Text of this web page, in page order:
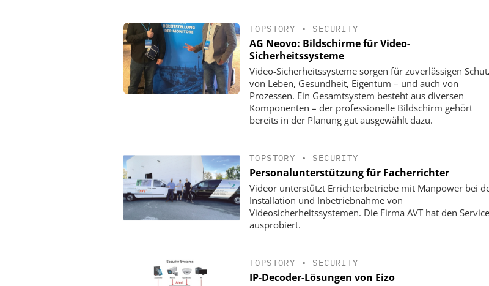
TOPSTORY • SECURITY
AG Neovo: Bildschirme für Video-
Sicherheitssysteme
Video-Sicherheitssysteme sorgen für zuverlässigen
von Leben, Gesundheit, Eigentum – und auch von
Prozessen. Ein Gesamtsystem besteht aus diversen
Komponenten – der professionelle Bildschirm gehört
bereits in der Planung gut ausgewählt dazu.
TOPSTORY • SECURITY
Personalunterstützung für Facherrichter
Videor unterstützt Errichter­betriebe mit Manpower bei
Installation und Inbetriebnahme von
Videosicherheitssystemen. Die Firma AVT hat den Service
ausprobiert.
TOPSTORY • SECURITY
IP-Decoder-Lösungen von Eizo